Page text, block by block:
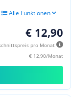
Alle Funktionen
€ 12,90
pro Monat
€ 12,90/Monat